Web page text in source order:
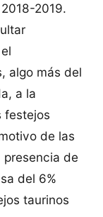
2019.
algo más del
a la
festejos
de las
de
del 6%
taurinos